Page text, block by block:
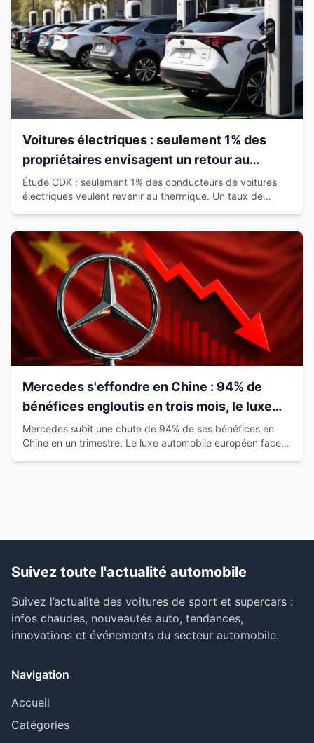
Voitures électriques : seulement 1% des
propriétaires envisagent un retour au
thermique
Étude CDK : seulement 1% des conducteurs de voitures
électriques veulent revenir au thermique. Un taux de
Mercedes s'effondre en Chine : 94% de
bénéfices engloutis en trois mois, le luxe
européen vacille
Mercedes subit une chute de 94% de ses bénéfices en
Chine en un trimestre. Le luxe automobile européen face à
Suivez toute l'actualité automobile
Suivez l’actualité des voitures de sport et supercars :
infos chaudes, nouveautés auto, tendances,
innovations et événements du secteur automobile.
Navigation
Accueil
Catégories